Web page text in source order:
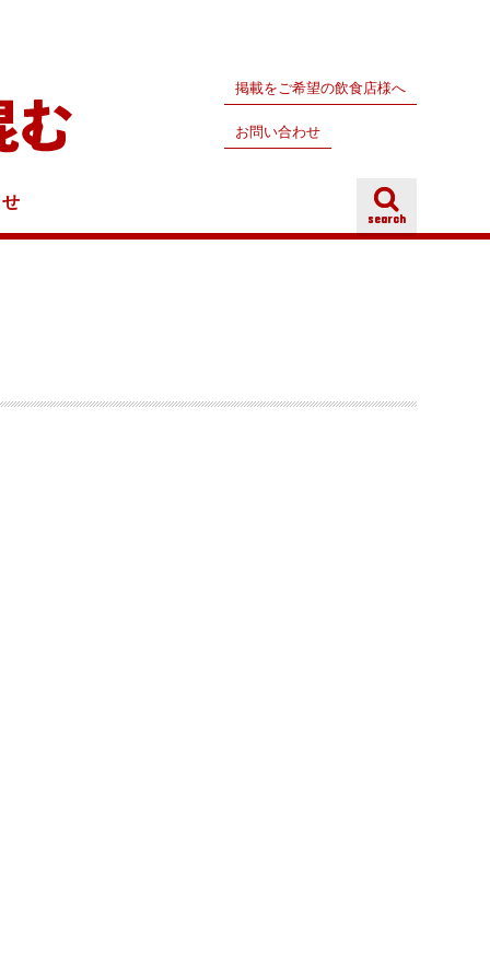
掲載をご希望の飲食店様へ
お問い合わせ
search
search